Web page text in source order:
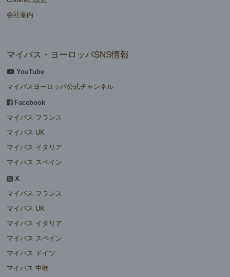
会社案内
マイバス・ヨーロッパSNS情報
YouTube
マイバスヨーロッパ公式チャンネル
Facebook
マイバス フランス
マイバス UK
マイバス イタリア
マイバス スペイン
X
マイバス フランス
マイバス UK
マイバス イタリア
マイバス スペイン
マイバス ドイツ
マイバス 中欧